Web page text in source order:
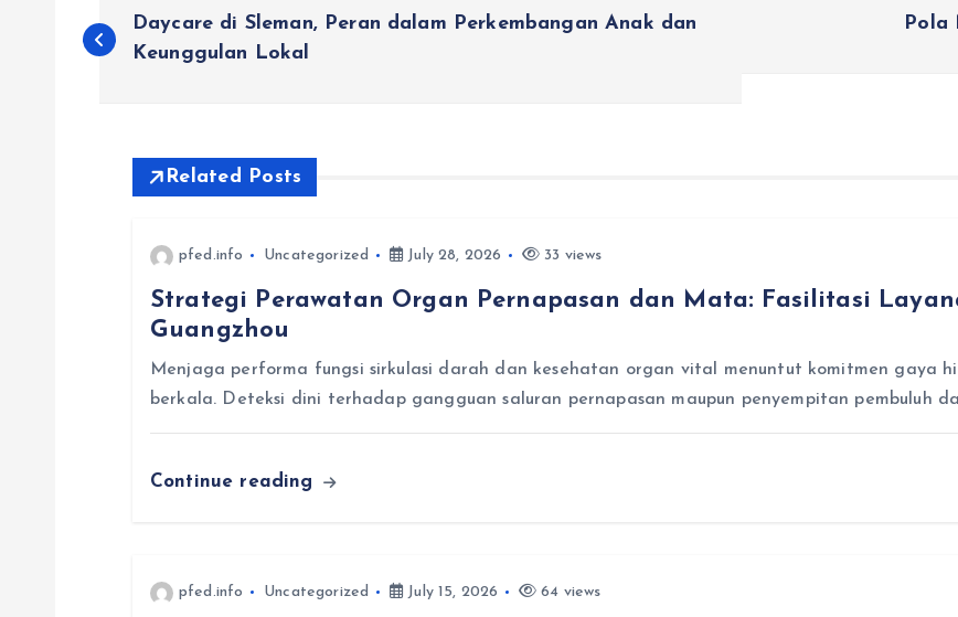
o
Daycare di Sleman, Peran dalam Perkembangan Anak dan
Keunggulan Lokal
Pola
Related Posts
pfed.info Uncategorized July 28, 2026 33 views
Strategi Perawatan Organ Pernapasan dan Mata: Fasilitasi
Guangzhou
Menjaga performa fungsi sirkulasi darah dan kesehatan organ vital menuntut komitmen gaya
berkala. Deteksi dini terhadap gangguan saluran pernapasan maupun penyempitan pembuluh
Continue reading
pfed.info Uncategorized July 15, 2026 64 views